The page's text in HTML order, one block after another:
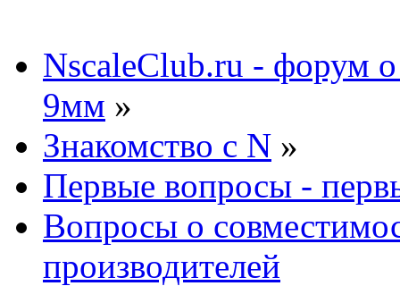
NscaleClub.ru - форум
9мм »
Знакомство с N »
Первые вопросы -
Вопросы о
производителей